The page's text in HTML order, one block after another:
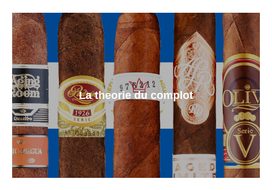
La theorie du complot